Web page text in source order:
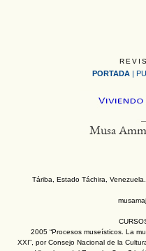
PORTADA |
Musa
Táriba, Estado Táchira,
2005 “Procesos museísticos. La
XXI”, por Consejo Nacional de la